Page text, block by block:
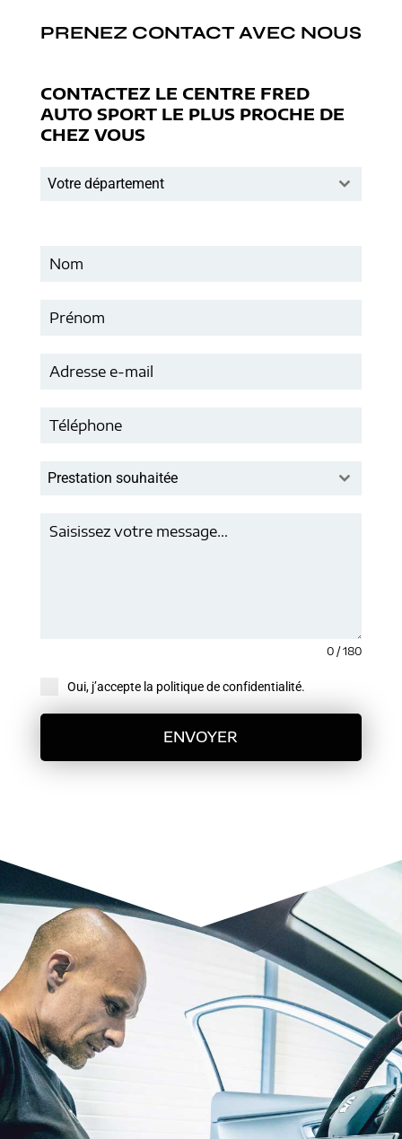
PRENEZ CONTACT AVEC NOUS
CONTACTEZ LE CENTRE FRED
AUTO SPORT LE PLUS PROCHE DE
CHEZ VOUS
Votre département
Prestation souhaitée
0 / 180
Oui, j’accepte la politique de confidentialité.
ENVOYER